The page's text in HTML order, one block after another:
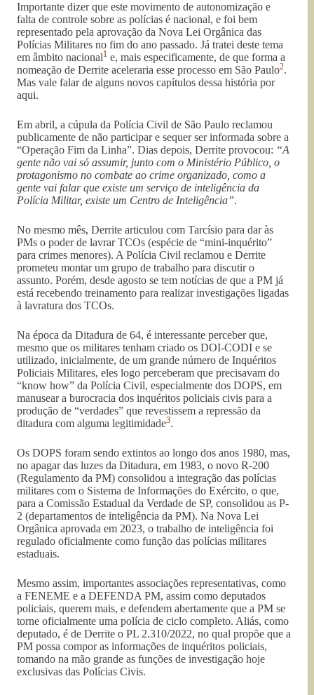
Importante dizer que este movimento de autonomização e
falta de controle sobre as polícias é nacional, e foi bem
representado pela aprovação da Nova Lei Orgânica das
Polícias Militares no fim do ano passado. Já tratei deste tema
em âmbito nacional1 e, mais especificamente, de que forma a
nomeação de Derrite aceleraria esse processo em São Paulo2.
Mas vale falar de alguns novos capítulos dessa história por
aqui.
Em abril, a cúpula da Polícia Civil de São Paulo reclamou
publicamente de não participar e sequer ser informada sobre a
“Operação Fim da Linha”. Dias depois, Derrite provocou: “A
gente não vai só assumir, junto com o Ministério Público, o
protagonismo no combate ao crime organizado, como a
gente vai falar que existe um serviço de inteligência da
Polícia Militar, existe um Centro de Inteligência”.
No mesmo mês, Derrite articulou com Tarcísio para dar às
PMs o poder de lavrar TCOs (espécie de “mini-inquérito”
para crimes menores). A Polícia Civil reclamou e Derrite
prometeu montar um grupo de trabalho para discutir o
assunto. Porém, desde agosto se tem notícias de que a PM já
está recebendo treinamento para realizar investigações ligadas
à lavratura dos TCOs.
Na época da Ditadura de 64, é interessante perceber que,
mesmo que os militares tenham criado os DOI-CODI e se
utilizado, inicialmente, de um grande número de Inquéritos
Policiais Militares, eles logo perceberam que precisavam do
“know how” da Polícia Civil, especialmente dos DOPS, em
manusear a burocracia dos inquéritos policiais civis para a
produção de “verdades” que revestissem a repressão da
ditadura com alguma legitimidade3.
Os DOPS foram sendo extintos ao longo dos anos 1980, mas,
no apagar das luzes da Ditadura, em 1983, o novo R-200
(Regulamento da PM) consolidou a integração das polícias
militares com o Sistema de Informações do Exército, o que,
para a Comissão Estadual da Verdade de SP, consolidou as P-
2 (departamentos de inteligência da PM). Na Nova Lei
Orgânica aprovada em 2023, o trabalho de inteligência foi
regulado oficialmente como função das polícias militares
estaduais.
Mesmo assim, importantes associações representativas, como
a FENEME e a DEFENDA PM, assim como deputados
policiais, querem mais, e defendem abertamente que a PM se
torne oficialmente uma polícia de ciclo completo. Aliás, como
deputado, é de Derrite o PL 2.310/2022, no qual propõe que a
PM possa compor as informações de inquéritos policiais,
tomando na mão grande as funções de investigação hoje
exclusivas das Polícias Civis.